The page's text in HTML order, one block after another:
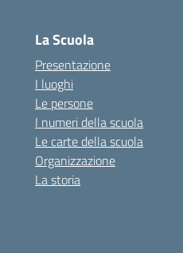
La Scuola
Presentazione
I luoghi
Le persone
I numeri della scuola
Le carte della scuola
Organizzazione
La storia